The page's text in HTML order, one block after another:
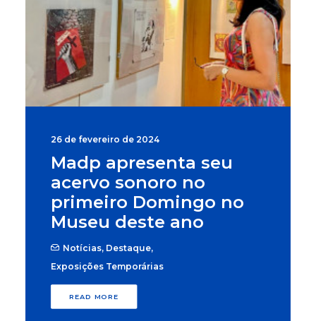
26 de fevereiro de 2024
Madp apresenta seu
acervo sonoro no
primeiro Domingo no
Museu deste ano
Notícias, Destaque,
Exposições Temporárias
READ MORE